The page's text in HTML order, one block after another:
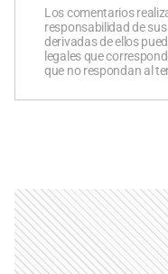
Los comentarios
responsabilidad de
derivadas de ellos
legales que
que no respondan al